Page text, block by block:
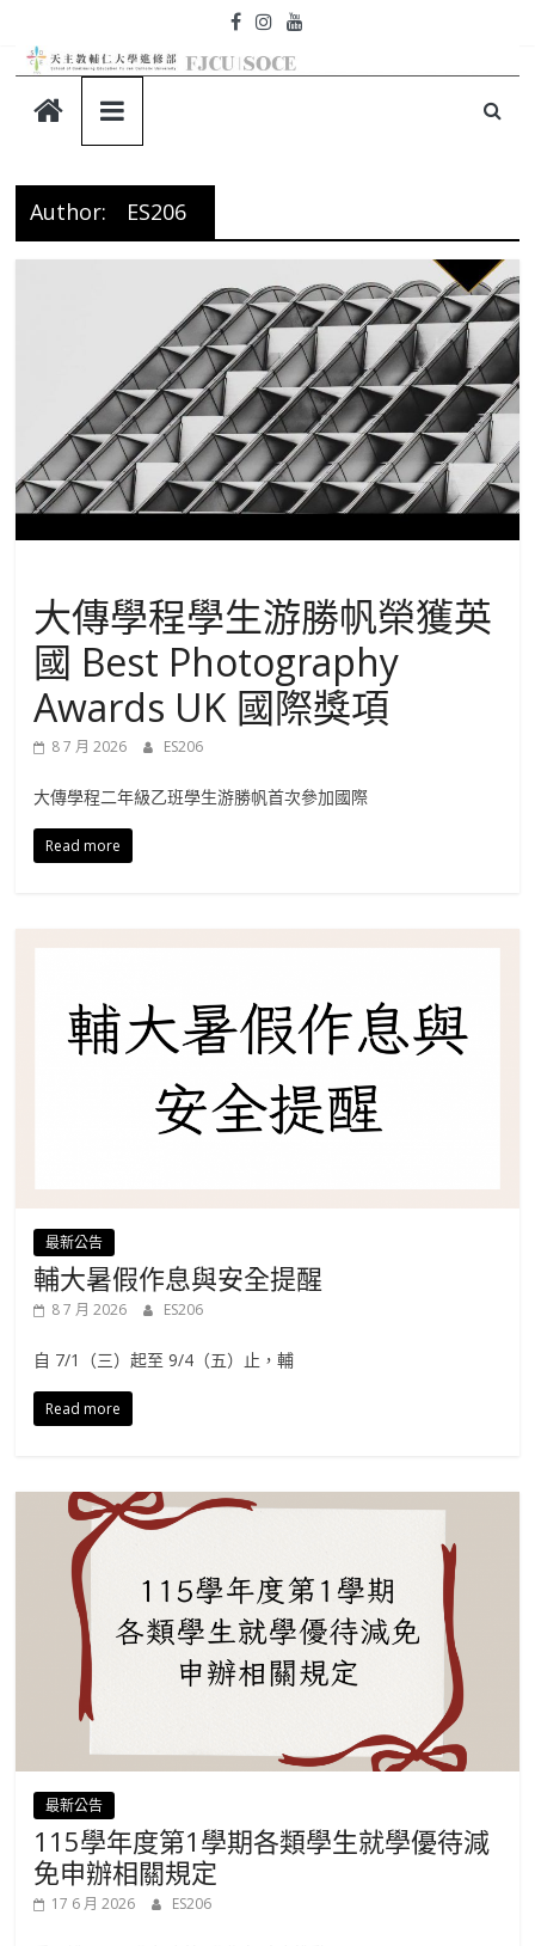
content
天
主
教
大
學-
修
部
官
方
站
Author: ES206
大傳學程學生游勝帆榮獲英
國 Best Photography
Awards UK 國際獎項
8 7 月 2026 ES206
大傳學程二年級乙班學生游勝帆首次參加國際
Read more
最新公告
輔大暑假作息與安全提醒
8 7 月 2026 ES206
自 7/1（三）起至 9/4（五）止，輔
Read more
最新公告
115學年度第1學期各類學生就學優待減
免申辦相關規定
17 6 月 2026 ES206